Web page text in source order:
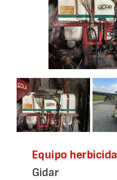
Equipo herbicida
Gidar